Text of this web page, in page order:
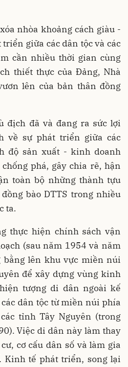
nhòa khoảng cách giàu -
giữa các dân tộc và các
cần nhiều thời gian cùng
thiết thực của Đảng, Nhà
lên của bản thân đồng
địch đã và đang ra sức lợi
về sự phát triển giữa các
độ sản xuất - kinh doanh
phá, gây chia rẽ, hận
toàn bộ những thành tựu
bào DTTS trong nhiều
ta.
thực hiện chính sách vận
(sau năm 1954 và năm
bằng lên khu vực miền núi
để xây dựng vùng kinh
tượng di dân ngoài kế
dân tộc từ miền núi phía
tỉnh Tây Nguyên (trong
Việc di dân này làm thay
cơ cấu dân số và làm gia
Kinh tế phát triển, song lại